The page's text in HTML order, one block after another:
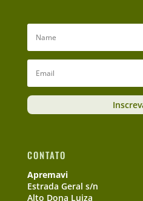
CONTATO
Apremavi
Estrada Geral s/n
Alto Dona Luiza